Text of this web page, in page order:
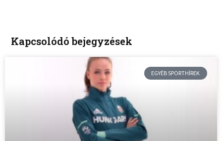
Kapcsolódó bejegyzések
EGYÉB SPORTHÍREK